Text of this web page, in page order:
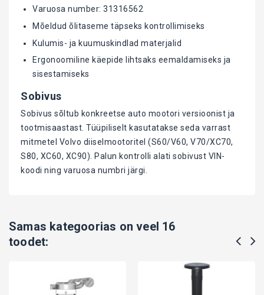
Varuosa number: 31316562
Mõeldud õlitaseme täpseks kontrollimiseks
Kulumis- ja kuumuskindlad materjalid
Ergonoomiline käepide lihtsaks eemaldamiseks ja
sisestamiseks
Sobivus
Sobivus sõltub konkreetse auto mootori versioonist ja
tootmisaastast. Tüüpiliselt kasutatakse seda varrast
mitmetel Volvo diiselmootoritel (S60/V60, V70/XC70,
S80, XC60, XC90). Palun kontrolli alati sobivust VIN-
koodi ning varuosa numbri järgi.
Samas kategoorias on veel 16
toodet: